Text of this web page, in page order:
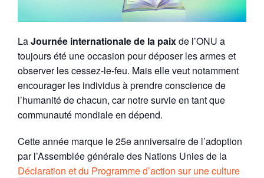
LaJournée internationale de la paixde l’ONU a
toujours été une occasion pour déposer les armes et
observer les cessez-le-feu. Mais elle veut notamment
encourager les individus à prendre conscience de
l’humanité de chacun, car notre survie en tant que
communauté mondiale en dépend.
Cette année marque le 25e anniversaire de l’adoption
par l’Assemblée générale des Nations Unies de la
Déclaration et du Programme d’action sur une culture